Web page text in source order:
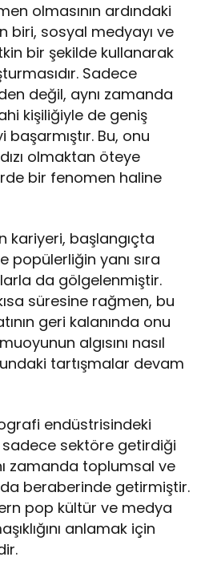
olmasının ardındaki
biri, sosyal medyayı ve
bir şekilde kullanarak
Sadece
değil, aynı zamanda
kişiliğiyle de geniş
Bu, onu
olmaktan öteye
bir fenomen haline
kariyeri, başlangıçta
popülerliğin yanı sıra
da gölgelenmiştir.
süresine rağmen, bu
geri kalanında onu
algısını nasıl
tartışmalar devam
endüstrisindeki
sektöre getirdiği
zamanda toplumsal ve
beraberinde getirmiştir.
pop kültür ve medya
anlamak için